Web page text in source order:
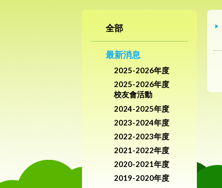
全部
最新消息
2025-2026年度
2025-2026年度
校友會活動
2024-2025年度
2023-2024年度
2022-2023年度
2021-2022年度
2020-2021年度
2019-2020年度